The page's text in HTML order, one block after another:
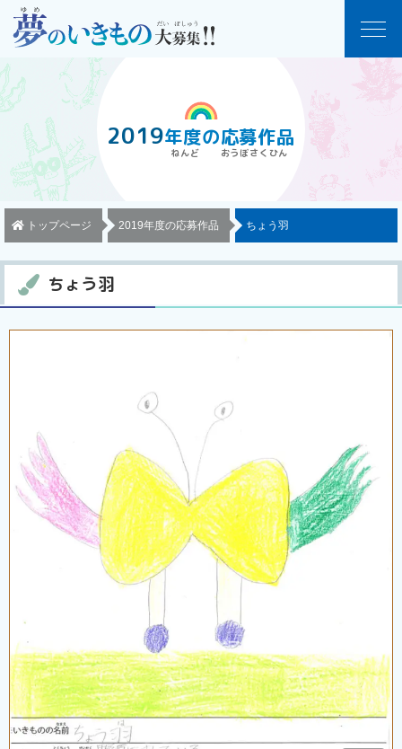
2019年度の応募作品
トップページ 2019年度の応募作品 ちょう羽
ちょう羽